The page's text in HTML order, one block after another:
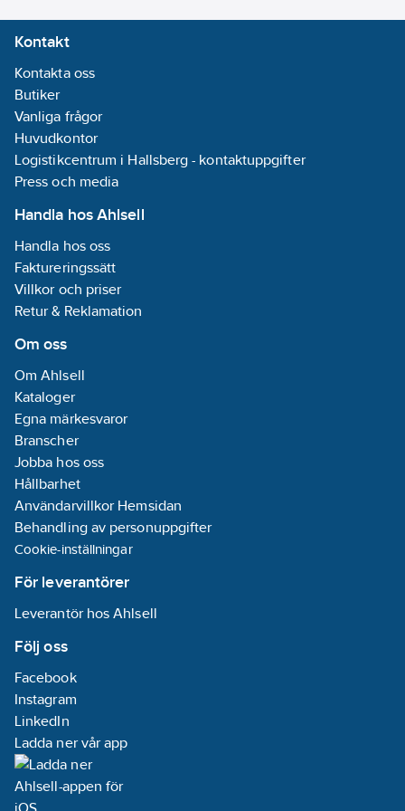
Ontech Control. Kan
med korthållsradio
styra upp till 7 st extra
reläer (Ontech GSM
Relay 9015, (63 901
79). Duplexfunktion på
extra reläer som även
kan styras med
stycken larmingångar
(NO eller NC). Larmar
alltid med mejl och
med SMS som tillval
enligt
Anger aktuell
temperatur.
Temperaturvakt som
larmar automatiskt
över eller under
inställd temperatur.
Extern tempgivare
som tillbehör. Kan
användas som
termostat, dvs inställd
Internt extra batteri
ingår. Varnar med
strömbortfall samt när
strömmen kommer
tillbaka. Kan
rapportera och larma
för strömn 4-20 mA.
En GPS-mottagare kan
anslutas och GPS
rörelselarm kan ställas.
Kontakt
Kontakta oss
Butiker
Vanliga frågor
Huvudkontor
Logistikcentrum i Hallsberg - kontaktuppgifter
Press och media
Handla hos Ahlsell
Handla hos oss
Faktureringssätt
Villkor och priser
Retur & Reklamation
Om oss
Om Ahlsell
Kataloger
Egna märkesvaror
Branscher
Jobba hos oss
Hållbarhet
Användarvillkor Hemsidan
Behandling av personuppgifter
Cookie-inställningar
För leverantörer
Leverantör hos Ahlsell
Följ oss
Facebook
Instagram
LinkedIn
Ladda ner vår app